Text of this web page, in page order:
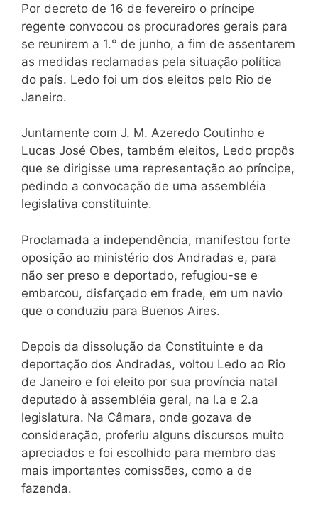
Por decreto de 16 de fevereiro o príncipe
regente convocou os procuradores gerais para
se reunirem a 1.° de junho, a fim de assentarem
as medidas reclamadas pela situação política
do país. Ledo foi um dos eleitos pelo Rio de
Janeiro.
Juntamente com J. M. Azeredo Coutinho e
Lucas José Obes, também eleitos, Ledo propôs
que se dirigisse uma representação ao príncipe,
pedindo a convocação de uma assembléia
legislativa constituinte.
Proclamada a independência, manifestou forte
oposição ao ministério dos Andradas e, para
não ser preso e deportado, refugiou-se e
embarcou, disfarçado em frade, em um navio
que o conduziu para Buenos Aires.
Depois da dissolução da Constituinte e da
deportação dos Andradas, voltou Ledo ao Rio
de Janeiro e foi eleito por sua província natal
deputado à assembléia geral, na l.a e 2.a
legislatura. Na Câmara, onde gozava de
consideração, proferiu alguns discursos muito
apreciados e foi escolhido para membro das
mais importantes comissões, como a de
fazenda.